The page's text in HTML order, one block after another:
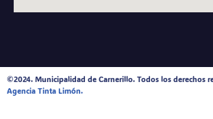
©2024. Municipalidad de Carnerillo. Todos los derechos
Agencia Tinta Limón.